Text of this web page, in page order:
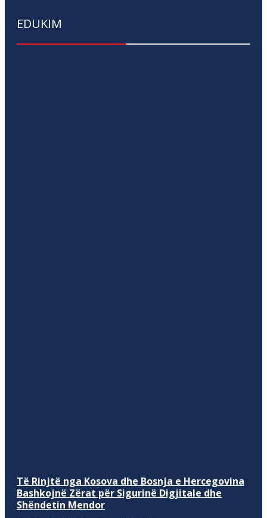
EDUKIM
Të Rinjtë nga Kosova dhe Bosnja e Hercegovina
Bashkojnë Zërat për Sigurinë Digjitale dhe
Shëndetin Mendor